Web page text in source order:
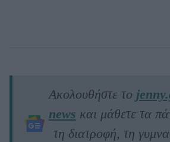
Ακολουθήστε το
news και μάθετε τα
τη διατροφή, τη